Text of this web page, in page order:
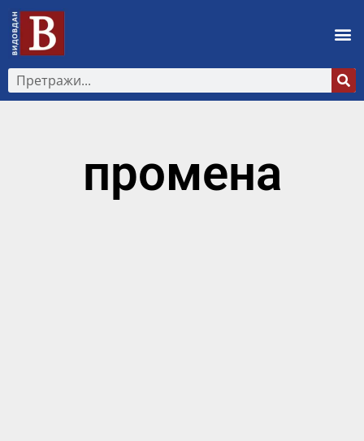
промена